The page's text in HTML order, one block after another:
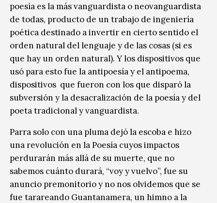
poesía es la más vanguardista o neovanguardista
de todas, producto de un trabajo de ingeniería
poética destinado a invertir en cierto sentido el
orden natural del lenguaje y de las cosas (si es
que hay un orden natural). Y los dispositivos que
usó para esto fue la antipoesía y el antipoema,
dispositivos que fueron con los que disparó la
subversión y la desacralización de la poesía y del
poeta tradicional y vanguardista.
Parra solo con una pluma dejó la escoba e hizo
una revolución en la Poesía cuyos impactos
perdurarán más allá de su muerte, que no
sabemos cuánto durará, “voy y vuelvo”, fue su
anuncio premonitorio y no nos olvidemos que se
fue tarareando Guantanamera, un himno a la